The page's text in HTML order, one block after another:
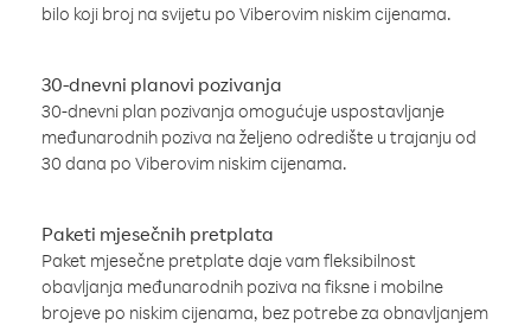
bilo koji broj na svijetu po Viberovim niskim cijenama.
30-dnevni planovi pozivanja
30-dnevni plan pozivanja omogućuje uspostavljanje
međunarodnih poziva na željeno odredište u trajanju od
30 dana po Viberovim niskim cijenama.
Paketi mjesečnih pretplata
Paket mjesečne pretplate daje vam fleksibilnost
obavljanja međunarodnih poziva na fiksne i mobilne
brojeve po niskim cijenama, bez potrebe za obnavljanjem